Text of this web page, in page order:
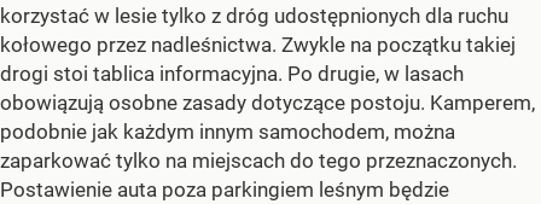
korzystać w lesie tylko z dróg udostępnionych dla ruchu
kołowego przez nadleśnictwa. Zwykle na początku takiej
drogi stoi tablica informacyjna. Po drugie, w lasach
obowiązują osobne zasady dotyczące postoju. Kamperem,
podobnie jak każdym innym samochodem, można
zaparkować tylko na miejscach do tego przeznaczonych.
Postawienie auta poza parkingiem leśnym będzie